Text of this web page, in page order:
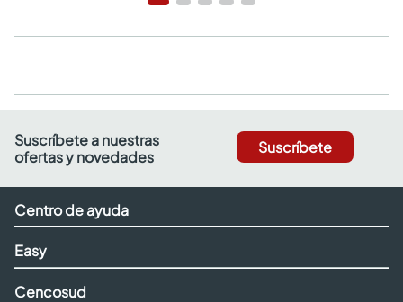
Suscríbete a nuestras
ofertas y novedades
Suscríbete
Centro de ayuda
Easy
Cencosud